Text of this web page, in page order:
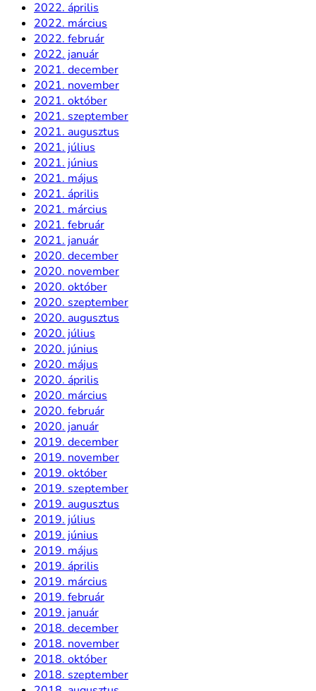
2022. április
2022. március
2022. február
2022. január
2021. december
2021. november
2021. október
2021. szeptember
2021. augusztus
2021. július
2021. június
2021. május
2021. április
2021. március
2021. február
2021. január
2020. december
2020. november
2020. október
2020. szeptember
2020. augusztus
2020. július
2020. június
2020. május
2020. április
2020. március
2020. február
2020. január
2019. december
2019. november
2019. október
2019. szeptember
2019. augusztus
2019. július
2019. június
2019. május
2019. április
2019. március
2019. február
2019. január
2018. december
2018. november
2018. október
2018. szeptember